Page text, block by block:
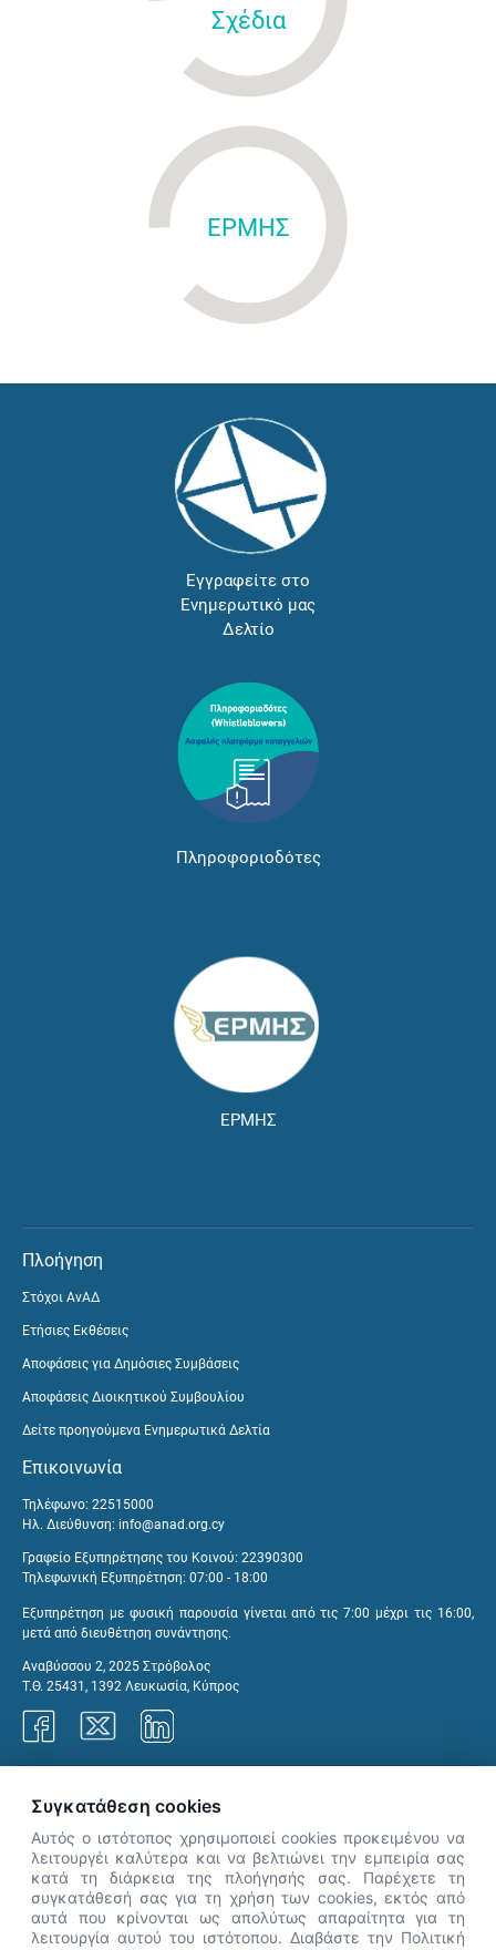
Σχέδια
ΕΡΜΗΣ
Εγγραφείτε στο
Ενημερωτικό μας
Δελτίο
Πληροφοριοδότες
ΕΡΜΗΣ
Πλοήγηση
Στόχοι ΑνΑΔ
Ετήσιες Εκθέσεις
Αποφάσεις για Δημόσιες Συμβάσεις
Αποφάσεις Διοικητικού Συμβουλίου
Δείτε προηγούμενα Ενημερωτικά Δελτία
Επικοινωνία
Τηλέφωνο: 22515000
Ηλ. Διεύθυνση: info@anad.org.cy
Γραφείο Εξυπηρέτησης του Κοινού: 22390300
Τηλεφωνική Εξυπηρέτηση: 07:00 - 18:00
Εξυπηρέτηση με φυσική παρουσία γίνεται από τις 7:00 μέχρι τις 16:00,
μετά από διευθέτηση συνάντησης.
Αναβύσσου 2, 2025 Στρόβολος
Τ.Θ. 25431, 1392 Λευκωσία, Κύπρος
👋 Καλώς ήρθες! Είμαι η Νόησις.
Πες μου πώς μπορώ να σε βοηθήσω
Συγκατάθεση cookies
Αυτός ο ιστότοπος χρησιμοποιεί cookies προκειμένου να
λειτουργέι καλύτερα και να βελτιώνει την εμπειρία σας
κατά τη διάρκεια της πλοήγησής σας. Παρέχετε τη
συγκατάθεσή σας για τη χρήση των cookies, εκτός από
αυτά που κρίνονται ως απολύτως απαραίτητα για τη
λειτουργία αυτού του ιστότοπου. Διαβάστε την Πολιτική